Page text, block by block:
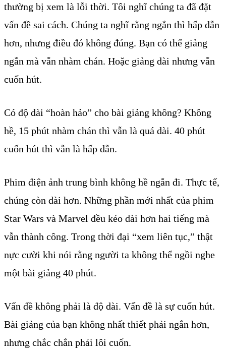
thường bị xem là lỗi thời. Tôi nghĩ chúng ta đã đặt
vấn đề sai cách. Chúng ta nghĩ rằng ngắn thì hấp dẫn
hơn, nhưng điều đó không đúng. Bạn có thể giảng
ngắn mà vẫn nhàm chán. Hoặc giảng dài nhưng vẫn
cuốn hút.
Có độ dài “hoàn hảo” cho bài giảng không? Không
hề, 15 phút nhàm chán thì vẫn là quá dài. 40 phút
cuốn hút thì vẫn là hấp dẫn.
Phim điện ảnh trung bình không hề ngắn đi. Thực tế,
chúng còn dài hơn. Những phần mới nhất của phim
Star Wars và Marvel đều kéo dài hơn hai tiếng mà
vẫn thành công. Trong thời đại “xem liên tục,” thật
nực cười khi nói rằng người ta không thể ngồi nghe
một bài giảng 40 phút.
Vấn đề không phải là độ dài. Vấn đề là sự cuốn hút.
Bài giảng của bạn không nhất thiết phải ngắn hơn,
nhưng chắc chắn phải lôi cuốn.